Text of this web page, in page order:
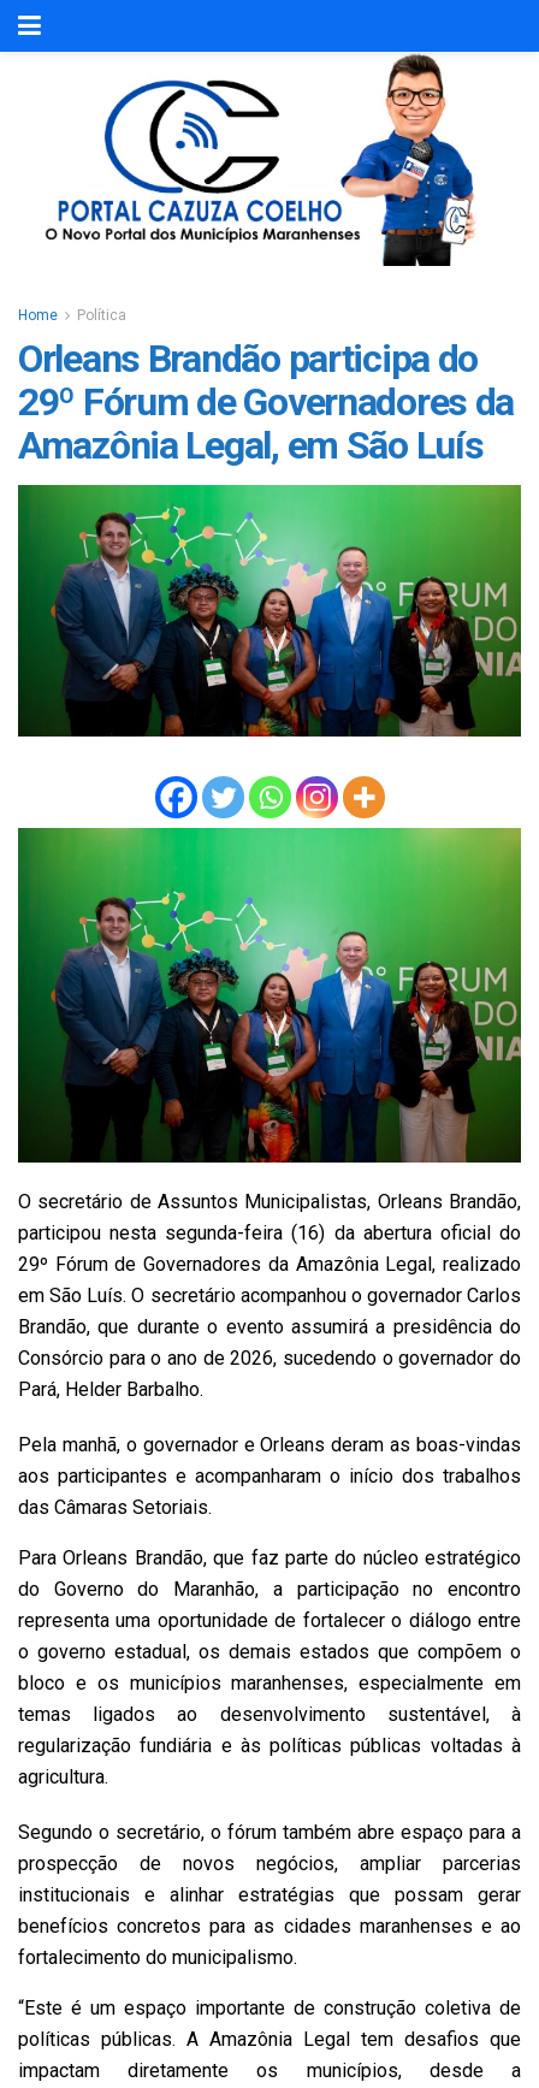
Home Política
Orleans Brandão participa do
29º Fórum de Governadores da
Amazônia Legal, em São Luís
O secretário de Assuntos Municipalistas, Orleans Brandão,
participou nesta segunda-feira (16) da abertura oficial do
29º Fórum de Governadores da Amazônia Legal, realizado
em São Luís. O secretário acompanhou o governador Carlos
Brandão, que durante o evento assumirá a presidência do
Consórcio para o ano de 2026, sucedendo o governador do
Pará, Helder Barbalho.
Pela manhã, o governador e Orleans deram as boas-vindas
aos participantes e acompanharam o início dos trabalhos
das Câmaras Setoriais.
Para Orleans Brandão, que faz parte do núcleo estratégico
do Governo do Maranhão, a participação no encontro
representa uma oportunidade de fortalecer o diálogo entre
o governo estadual, os demais estados que compõem o
bloco e os municípios maranhenses, especialmente em
temas ligados ao desenvolvimento sustentável, à
regularização fundiária e às políticas públicas voltadas à
agricultura.
Segundo o secretário, o fórum também abre espaço para a
prospecção de novos negócios, ampliar parcerias
institucionais e alinhar estratégias que possam gerar
benefícios concretos para as cidades maranhenses e ao
fortalecimento do municipalismo.
“Este é um espaço importante de construção coletiva de
políticas públicas. A Amazônia Legal tem desafios que
impactam diretamente os municípios, desde a